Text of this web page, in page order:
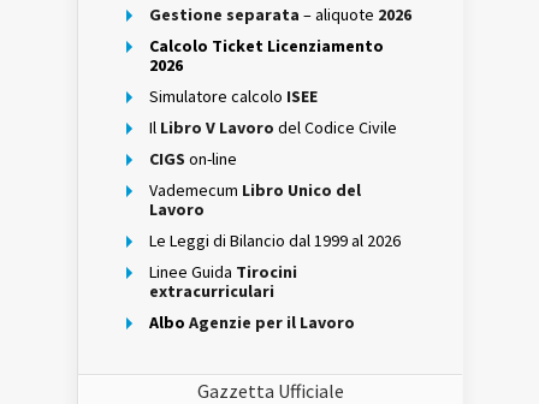
Gestione separata – aliquote 2026
Calcolo Ticket Licenziamento
2026
Simulatore calcolo ISEE
Il Libro V Lavoro del Codice Civile
CIGS on-line
Vademecum Libro Unico del
Lavoro
Le Leggi di Bilancio dal 1999 al 2026
Linee Guida Tirocini
extracurriculari
Albo Agenzie per il Lavoro
Gazzetta Ufficiale